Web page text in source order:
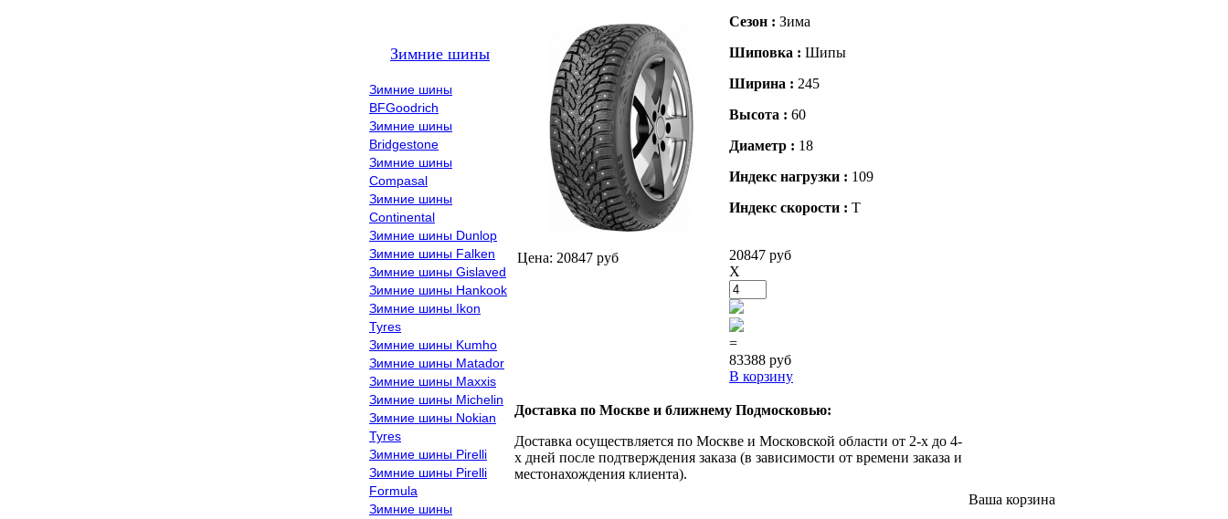
Зимние шины
Зимние шины
BFGoodrich
Зимние шины
Bridgestone
Зимние шины
Compasal
Зимние шины
Continental
Зимние шины Dunlop
Зимние шины Falken
Зимние шины Gislaved
Зимние шины Hankook
Зимние шины Ikon
Tyres
Зимние шины Kumho
Зимние шины Matador
Зимние шины Maxxis
Зимние шины Michelin
Зимние шины Nokian
Tyres
Зимние шины Pirelli
Зимние шины Pirelli
Formula
Зимние шины
Цена: 20847 руб
Сезон : Зима
Шиповка : Шипы
Ширина : 245
Высота : 60
Диаметр : 18
Индекс нагрузки : 109
Индекс скорости : T
20847 руб
X
=
83388 руб
В корзину
Доставка по Москве и ближнему Подмосковью:
Доставка осуществляется по Москве и Московской области от 2-х до 4-
х дней после подтверждения заказа (в зависимости от времени заказа и
местонахождения клиента).
Ваша корзина